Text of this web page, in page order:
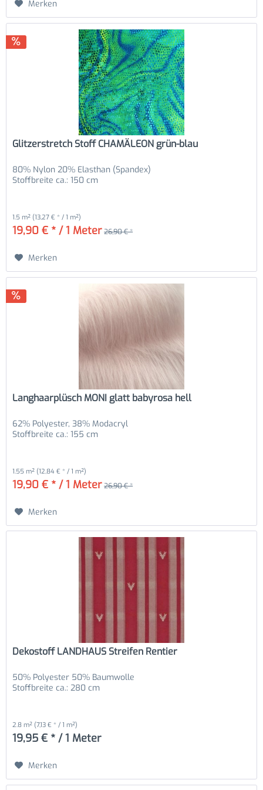
Merken
Glitzerstretch Stoff CHAMÄLEON grün-blau
80% Nylon 20% Elasthan (Spandex)
Stoffbreite ca.: 150 cm
1.5 m² (13,27 € * / 1 m²)
19,90 € * / 1 Meter 26,90 € *
Merken
Langhaarplüsch MONI glatt babyrosa hell
62% Polyester, 38% Modacryl
Stoffbreite ca.: 155 cm
1.55 m² (12,84 € * / 1 m²)
19,90 € * / 1 Meter 26,90 € *
Merken
Dekostoff LANDHAUS Streifen Rentier
50% Polyester 50% Baumwolle
Stoffbreite ca.: 280 cm
2.8 m² (7,13 € * / 1 m²)
19,95 € * / 1 Meter
Merken